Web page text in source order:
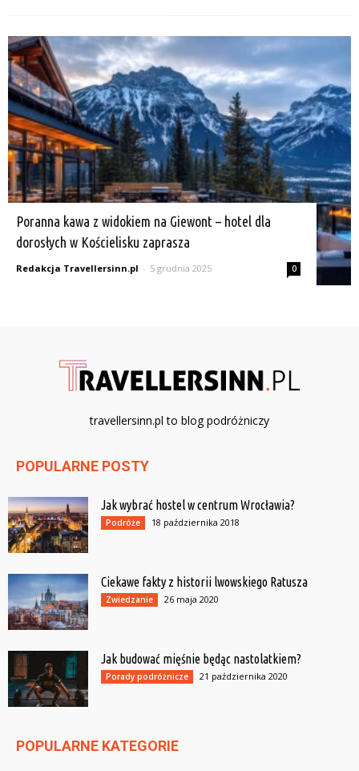
Poranna kawa z widokiem na Giewont – hotel dla
dorosłych w Kościelisku zaprasza
Redakcja Travellersinn.pl - 5 grudnia 2025 0
travellersinn.pl to blog podróżniczy
POPULARNE POSTY
Jak wybrać hostel w centrum Wrocławia?
Podróże 18 października 2018
Ciekawe fakty z historii lwowskiego Ratusza
Zwiedzanie 26 maja 2020
Jak budować mięśnie będąc nastolatkiem?
Porady podróżnicze 21 października 2020
POPULARNE KATEGORIE